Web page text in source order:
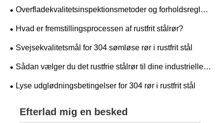
virkelige verden i dag?
​Overfladekvalitetsinspektionsmetoder og forholdsregler
for 304 rustfrit stålplader
Hvad er fremstillingsprocessen af ​​rustfrit stålrør?
Svejsekvalitetsmål for 304 sømløse rør i rustfrit stål
Sådan vælger du det rustfrie stålrør til dine industrielle
behov?
Lyse udglødningsbetingelser for 304 rør i rustfrit stål
Efterlad mig en besked